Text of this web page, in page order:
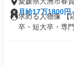
月給17万1800円
求める人物像 【
卒・短大卒・専